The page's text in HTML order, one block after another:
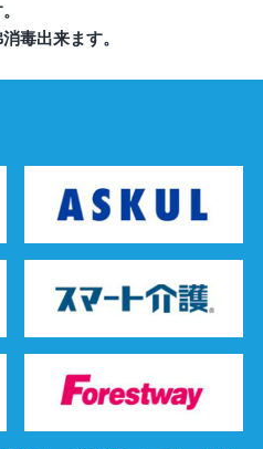
毒出来ます。